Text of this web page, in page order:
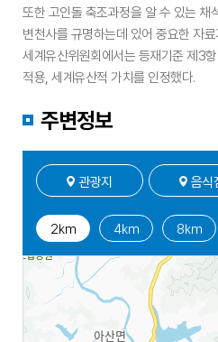
또한 고인돌 축조과정을 알 수 있는 채
변천사를 규명하는데 있어 중요한 자
세계유산위원회에서는 등재기준 제3
적용, 세계유산적 가치를 인정했다.
주변정보
관광지 음식
2㎞ 4㎞ 8㎞